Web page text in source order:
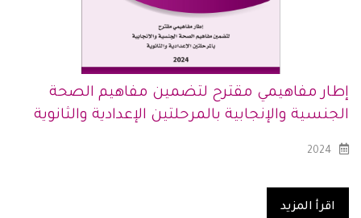
إطار مفاهيمي مقترح لتضمين مفاهيم الصحة
الجنسية والإنجابية بالمرحلتين الإعدادية والثانوية
2024
اقرأ المزيد